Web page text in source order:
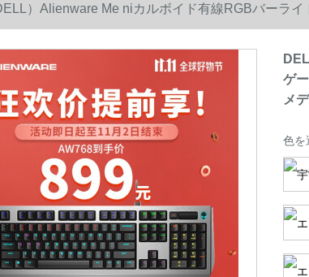
）Alienware Me niカルボイド有線RGBバーラ
アキーボードAlienwareAW 768キーボード
ゲ
メ
色を